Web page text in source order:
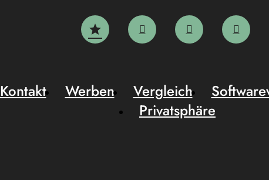
Kontakt Werben Vergleich
Privatsphäre